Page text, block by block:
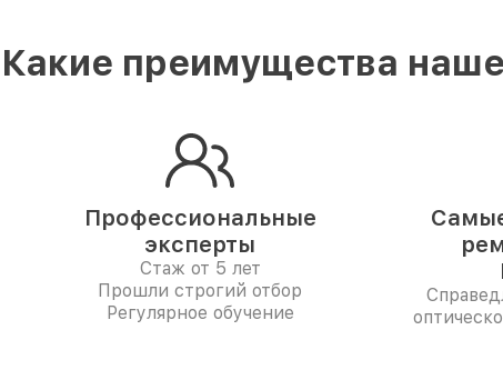
Какие преимущества
Профессиональные
эксперты
Стаж от 5 лет
Прошли строгий отбор
Регулярное обучение